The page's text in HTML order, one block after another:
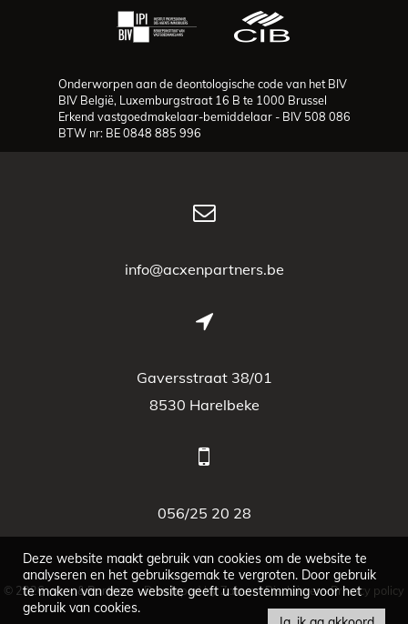
Onderworpen aan de deontologische code van het BIV
BIV België, Luxemburgstraat 16 B te 1000 Brussel
Erkend vastgoedmakelaar-bemiddelaar - BIV 508 086
BTW nr: BE 0848 885 996
info@acxenpartners.be
Gaversstraat 38/01
8530 Harelbeke
056/25 20 28
© 2026 - Acx & Partners -Developed by Zabun-Disclaimer-Privacy policy
Deze website maakt gebruik van cookies om de website te
analyseren en het gebruiksgemak te vergroten. Door gebruik
te maken van deze website geeft u toestemming voor het
gebruik van cookies.